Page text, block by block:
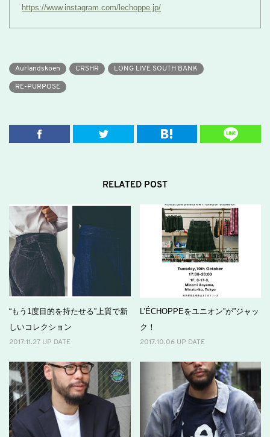
https://www.instagram.com/lechoppe.jp/
Aurlandskoen CRSHR LONG LIVE SOUTH BANK
RE-PURPOSE
RELATED POST
“もう1度目的を持たせる”上質で新
しいコレクション
2017.11.27 UP DATE
L’ÉCHOPPEをユニオン”が”ジャッ
ク！
2017.10.06 UP DATE